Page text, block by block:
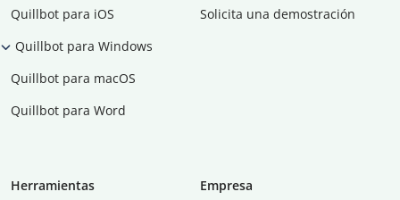
Quillbot para iOS
Quillbot para Windows
Quillbot para macOS
Quillbot para Word
Solicita una demostración
Herramientas
Empresa